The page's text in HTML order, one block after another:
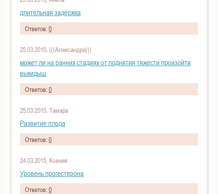
длительная задержка
Ответов:0
25.03.2015, (((Александра)))
может ли на ранних стадиях от поднятия тяжести произойти
выкидыш
Ответов:0
25.03.2015, Тамара
Развитие плода
Ответов:0
24.03.2015, Ксения
Уровень прогестерона
Ответов:0